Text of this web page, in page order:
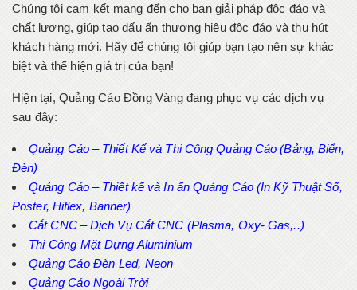
Chúng tôi cam kết mang đến cho bạn giải pháp độc đáo và
chất lượng, giúp tạo dấu ấn thương hiệu độc đáo và thu hút
khách hàng mới. Hãy để chúng tôi giúp bạn tạo nên sự khác
biệt và thể hiện giá trị của bạn!
Hiện tại, Quảng Cáo Đồng Vàng đang phục vụ các dịch vụ
sau đây:
Quảng Cáo – Thiết Kế và Thi Công Quảng Cáo (Bảng, Biển,
Đèn)
Quảng Cáo – Thiết kế và In ấn Quảng Cáo (In Kỹ Thuật Số,
Poster, Hiflex, Banner)
Cắt CNC – Dịch Vụ Cắt CNC (Plasma, Oxy- Gas,..)
Thi Công Mặt Dựng Aluminium
Quảng Cáo Đèn Led, Neon
Quảng Cáo Ngoài Trời